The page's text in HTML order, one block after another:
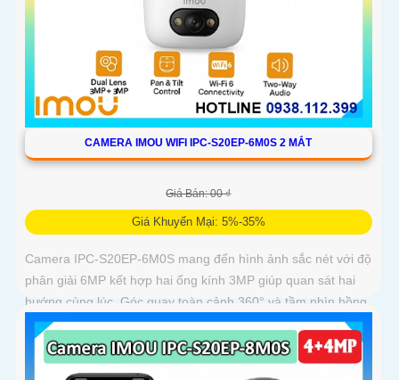
CAMERA IMOU WIFI IPC-S20EP-6M0S 2 MẮT
Giá Bán: 00 ₫
Giá Khuyến Mại: 5%-35%
Camera IPC-S20EP-6M0S mang đến hình ảnh sắc nét với độ
phân giải 6MP kết hợp hai ống kính 3MP giúp quan sát hai
hướng cùng lúc. Góc quay toàn cảnh 360° và tầm nhìn hồng
ngoại 15m cho phép ghi hình rõ nét cả ngày lẫn đêm